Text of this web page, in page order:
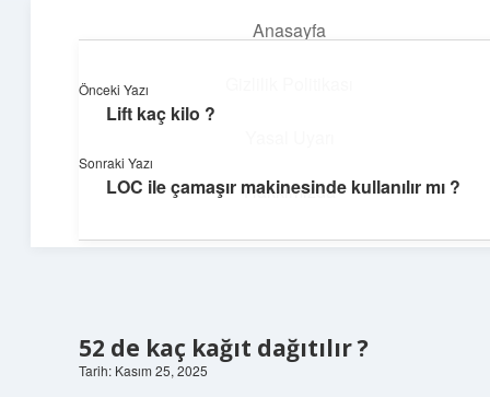
Anasayfa
Hakkımızda
Yaratıcı projelerle dünyanı inşa et!
52 de kaç kağıt dağıtılır ?
Tarih: Kasım 25, 2025
Önceki Yazı
Lift kaç kilo ?
Sonraki Yazı
LOC ile çamaşır makinesinde kullanılır mı ?